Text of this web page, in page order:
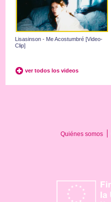
Lisasinson - Me Acostumbré [Video-
Clip]
ver todos los videos
Quiénes somos